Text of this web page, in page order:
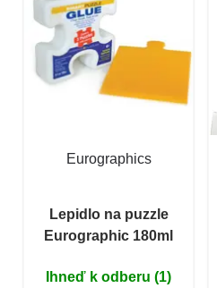
Eurographics
Lepidlo na puzzle
Eurographic 180ml
Ihneď k odberu (1)